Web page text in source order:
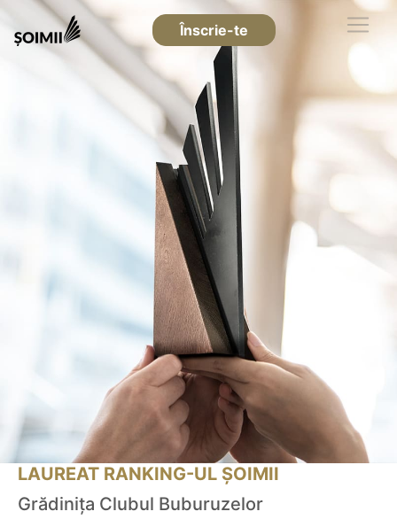
Înscrie-te
LAUREAT RANKING-UL ȘOIMII
Grădinița Clubul Buburuzelor